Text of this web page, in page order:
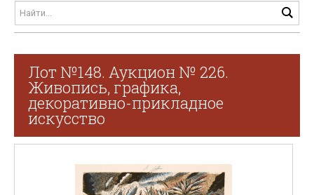
Лот №148. Аукцион № 226.
Живопись, графика,
декоративно-прикладное
искусство